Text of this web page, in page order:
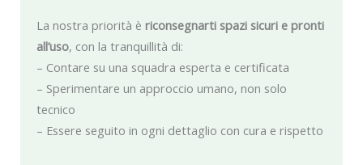
La nostra priorità è riconsegnarti spazi sicuri e pronti
all’uso, con la tranquillità di:
– Contare su una squadra esperta e certificata
– Sperimentare un approccio umano, non solo
tecnico
– Essere seguito in ogni dettaglio con cura e rispetto